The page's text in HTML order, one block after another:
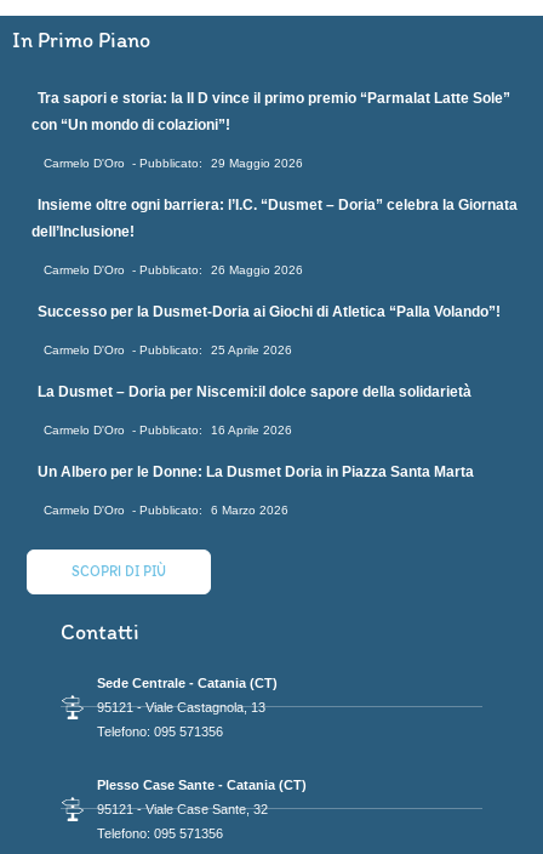
In Primo Piano
Tra sapori e storia: la II D vince il primo premio “Parmalat Latte Sole”
con “Un mondo di colazioni”!
Carmelo D'Oro 29 Maggio 2026
Insieme oltre ogni barriera: l’I.C. “Dusmet – Doria” celebra la Giornata
dell’Inclusione!
Carmelo D'Oro 26 Maggio 2026
Successo per la Dusmet-Doria ai Giochi di Atletica “Palla Volando”!
Carmelo D'Oro 25 Aprile 2026
La Dusmet – Doria per Niscemi:il dolce sapore della solidarietà
Carmelo D'Oro 16 Aprile 2026
Un Albero per le Donne: La Dusmet Doria in Piazza Santa Marta
Carmelo D'Oro 6 Marzo 2026
SCOPRI DI PIÙ
Contatti
Sede Centrale - Catania (CT)
95121 - Viale Castagnola, 13
Telefono: 095 571356
Plesso Case Sante - Catania (CT)
95121 - Viale Case Sante, 32
Telefono: 095 571356